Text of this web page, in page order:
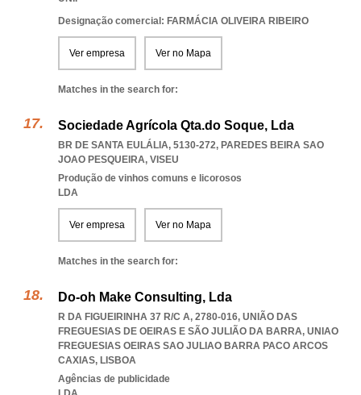
Designação comercial: FARMÁCIA OLIVEIRA RIBEIRO
Ver empresa Ver no Mapa
Matches in the search for:
Sociedade Agrícola Qta.do Soque, Lda
BR DE SANTA EULÁLIA, 5130-272, PAREDES BEIRA SAO
JOAO PESQUEIRA, VISEU
Produção de vinhos comuns e licorosos
LDA
Ver empresa Ver no Mapa
Matches in the search for:
Do-oh Make Consulting, Lda
R DA FIGUEIRINHA 37 R/C A, 2780-016, UNIÃO DAS
FREGUESIAS DE OEIRAS E SÃO JULIÃO DA BARRA, UNIAO
FREGUESIAS OEIRAS SAO JULIAO BARRA PACO ARCOS
CAXIAS, LISBOA
Agências de publicidade